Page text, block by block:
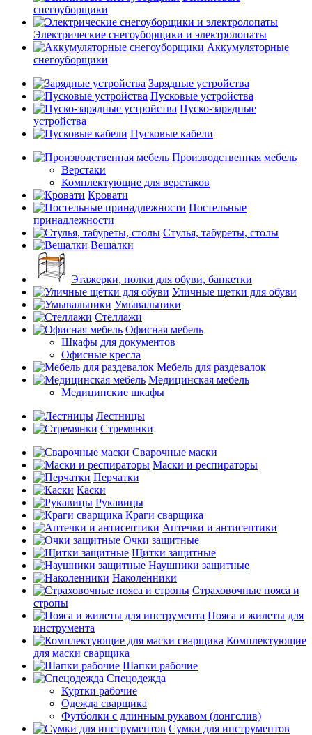
снегоуборщики
Электрические снегоуборщики и электролопаты
Аккумуляторные
снегоуборщики
Зарядные устройства
Пусковые устройства
Пуско-зарядные
устройства
Пусковые кабели
Производственная мебель
Верстаки
Комплектующие для верстаков
Кровати
Постельные
принадлежности
Стулья, табуреты, столы
Вешалки
Этажерки, полки для обуви, банкетки
Уличные щетки для обуви
Умывальники
Стеллажи
Офисная мебель
Шкафы для документов
Офисные кресла
Мебель для раздевалок
Медицинская мебель
Медицинские шкафы
Лестницы
Стремянки
Сварочные маски
Маски и респираторы
Перчатки
Каски
Рукавицы
Краги сварщика
Аптечки и антисептики
Очки защитные
Щитки защитные
Наушники защитные
Наколенники
Страховочные пояса и
стропы
Пояса и жилеты для
инструмента
Комплектующие
для маски сварщика
Шапки рабочие
Спецодежда
Куртки рабочие
Одежда сварщика
Футболки с длинным рукавом (лонгслив)
Сумки для инструментов